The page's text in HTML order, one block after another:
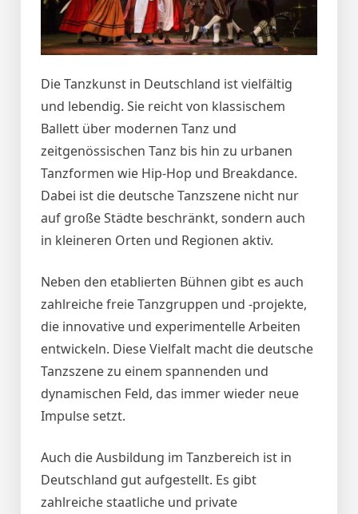
Die Tanzkunst in Deutschland ist vielfältig
und lebendig. Sie reicht von klassischem
Ballett über modernen Tanz und
zeitgenössischen Tanz bis hin zu urbanen
Tanzformen wie Hip-Hop und Breakdance.
Dabei ist die deutsche Tanzszene nicht nur
auf große Städte beschränkt, sondern auch
in kleineren Orten und Regionen aktiv.
Neben den etablierten Bühnen gibt es auch
zahlreiche freie Tanzgruppen und -projekte,
die innovative und experimentelle Arbeiten
entwickeln. Diese Vielfalt macht die deutsche
Tanzszene zu einem spannenden und
dynamischen Feld, das immer wieder neue
Impulse setzt.
Auch die Ausbildung im Tanzbereich ist in
Deutschland gut aufgestellt. Es gibt
zahlreiche staatliche und private